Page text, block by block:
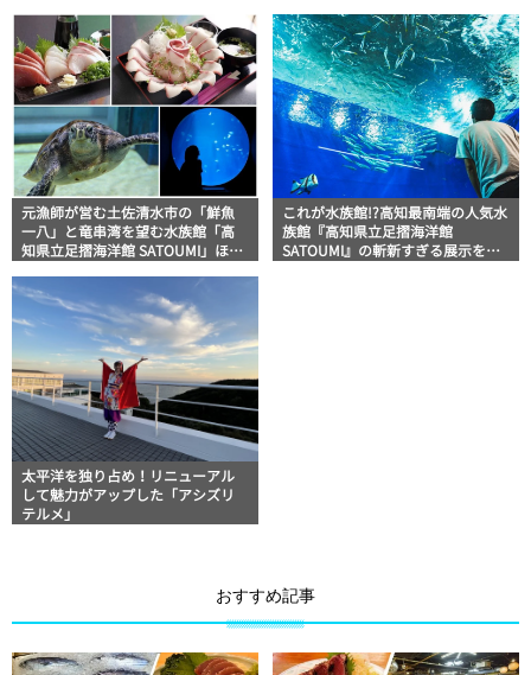
元漁師が営む土佐清水市の「鮮魚
一八」と竜串湾を望む水族館「高
知県立足摺海洋館 SATOUMI」ほっ
メ】
これが水族館!?高知最南端の人気水
族館『高知県立足摺海洋館
SATOUMI』の斬新すぎる展示を体
太平洋を独り占め！リニューアル
して魅力がアップした「アシズリ
テルメ」
おすすめ記事